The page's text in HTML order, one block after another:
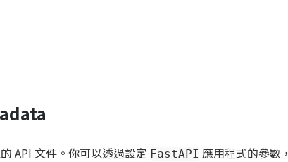
API 文件。你可以透過設定 FastAPI 應用程式的參數